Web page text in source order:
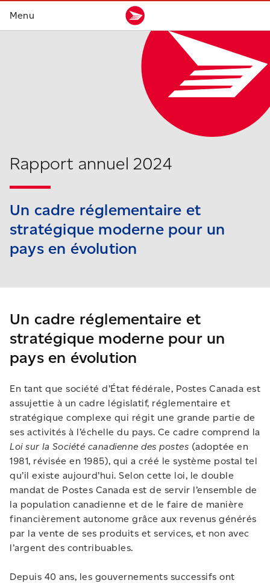
Rapport annuel 2024
Un cadre réglementaire et
stratégique moderne pour un
pays en évolution
Un cadre réglementaire et
stratégique moderne pour un
pays en évolution
En tant que société d’État fédérale, Postes Canada est
assujettie à un cadre législatif, réglementaire et
stratégique complexe qui régit une grande partie de
ses activités à l’échelle du pays. Ce cadre comprend la
Loi sur la Société canadienne des postes (adoptée en
1981, révisée en 1985), qui a créé le système postal tel
qu’il existe aujourd’hui. Selon cette loi, le double
mandat de Postes Canada est de servir l’ensemble de
la population canadienne et de le faire de manière
financièrement autonome grâce aux revenus générés
par la vente de ses produits et services, et non avec
l’argent des contribuables.
Depuis 40 ans, les gouvernements successifs ont